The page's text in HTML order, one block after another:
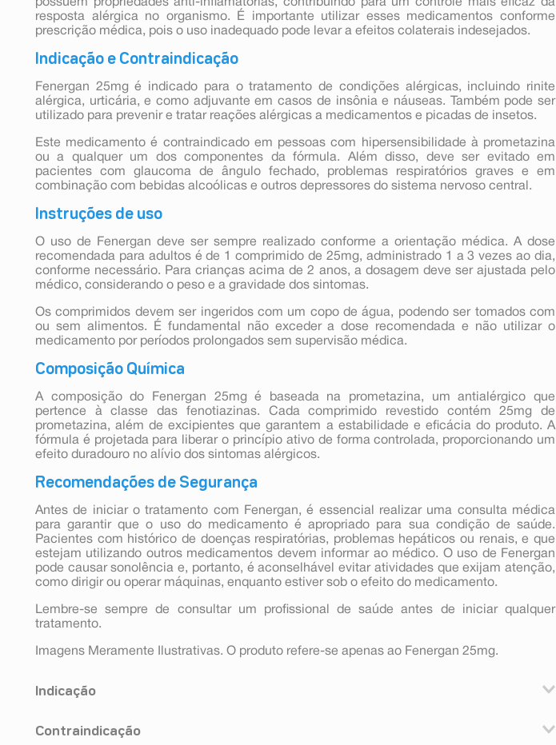
resposta alérgica no organismo. É importante utilizar esses medicamentos conforme
prescrição médica, pois o uso inadequado pode levar a efeitos colaterais indesejados.
Indicação e Contraindicação
Fenergan 25mg é indicado para o tratamento de condições alérgicas, incluindo rinite
alérgica, urticária, e como adjuvante em casos de insônia e náuseas. Também pode ser
utilizado para prevenir e tratar reações alérgicas a medicamentos e picadas de insetos.
Este medicamento é contraindicado em pessoas com hipersensibilidade à prometazina
ou a qualquer um dos componentes da fórmula. Além disso, deve ser evitado em
pacientes com glaucoma de ângulo fechado, problemas respiratórios graves e em
combinação com bebidas alcoólicas e outros depressores do sistema nervoso central.
Instruções de uso
O uso de Fenergan deve ser sempre realizado conforme a orientação médica. A dose
recomendada para adultos é de 1 comprimido de 25mg, administrado 1 a 3 vezes ao dia,
conforme necessário. Para crianças acima de 2 anos, a dosagem deve ser ajustada pelo
médico, considerando o peso e a gravidade dos sintomas.
Os comprimidos devem ser ingeridos com um copo de água, podendo ser tomados com
ou sem alimentos. É fundamental não exceder a dose recomendada e não utilizar o
medicamento por períodos prolongados sem supervisão médica.
Composição Química
A composição do Fenergan 25mg é baseada na prometazina, um antialérgico que
pertence à classe das fenotiazinas. Cada comprimido revestido contém 25mg de
prometazina, além de excipientes que garantem a estabilidade e eficácia do produto. A
fórmula é projetada para liberar o princípio ativo de forma controlada, proporcionando um
efeito duradouro no alívio dos sintomas alérgicos.
Recomendações de Segurança
Antes de iniciar o tratamento com Fenergan, é essencial realizar uma consulta médica
para garantir que o uso do medicamento é apropriado para sua condição de saúde.
Pacientes com histórico de doenças respiratórias, problemas hepáticos ou renais, e que
estejam utilizando outros medicamentos devem informar ao médico. O uso de Fenergan
pode causar sonolência e, portanto, é aconselhável evitar atividades que exijam atenção,
como dirigir ou operar máquinas, enquanto estiver sob o efeito do medicamento.
Lembre-se sempre de consultar um profissional de saúde antes de iniciar qualquer
tratamento.
Imagens Meramente Ilustrativas. O produto refere-se apenas ao Fenergan 25mg.
Indicação
e progressiva a uma substância) e reações alérgicas. Graças à sua atividade antiemética
Contraindicação